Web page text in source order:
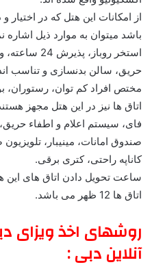
از امکانات این هتل که در
باشد میتوان به موارد ذیل اشاره
استخر
حریق، سالن بدنسازی و تناسب
مختص افراد کم توان، رستوران،
اتاق ها نیز در این هتل مجهز
فای، سیستم اعلام و اطفاء
صندوق امانات، مینیبار،
کاناپه راحتی، کتری برقی.
اتاق ها 12 ظهر می باشد.
روشهای اخذ ویزای
آنلاین دبی :